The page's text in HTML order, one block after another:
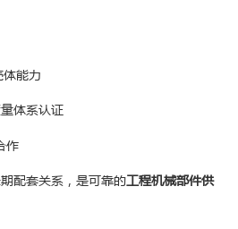
能力
体系认证
作
配套关系，是可靠的工程机械部件供